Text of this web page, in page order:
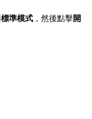
標準模式 ，然後點擊開